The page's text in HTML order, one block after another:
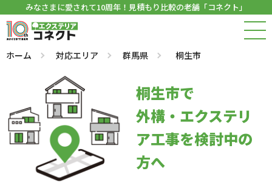
みなさまに愛されて10周年！見積もり比較の老舗「コネクト」
ホーム 対応エリア 群馬県 桐生市
桐生市で
外構・エクステリ
ア工事を検討中の
方へ